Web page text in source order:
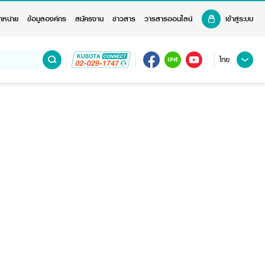
น่าย ข้อมูลองค์กร สมัครงาน ข่าวสาร วารสารออนไลน์ เข้าสู่ระบบ
ไทย